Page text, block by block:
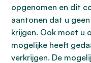
opgenomen en dit
aantonen dat u
krijgen. Ook moet u
mogelijke heeft
verkrijgen. De